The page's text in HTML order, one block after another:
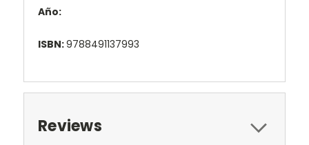
Año:
ISBN:9788491137993
Reviews